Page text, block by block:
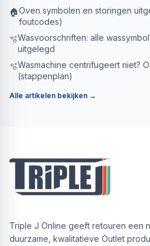
🏠Oven symbolen en storingen
foutcodes)
🫧Wasvoorschriften: alle
uitgelegd
🫧Wasmachine centrifugeert niet?
(stappenplan)
Alle artikelen bekijken →
Triple J Online geeft retouren een
duurzame, kwalitatieve Outlet